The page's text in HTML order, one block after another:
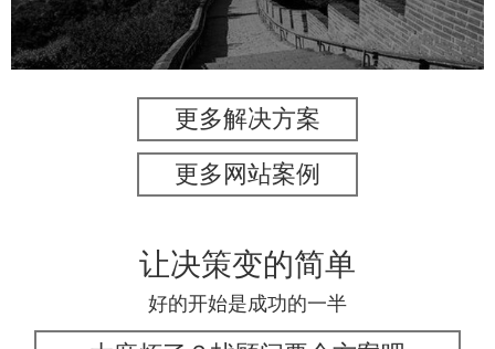
更多解决方案
更多网站案例
让决策变的简单
好的开始是成功的一半